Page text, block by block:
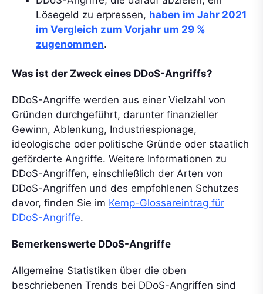
Lösegeld zu erpressen, haben im Jahr 2021
im Vergleich zum Vorjahr um 29 %
zugenommen.
Was ist der Zweck eines DDoS-Angriffs?
DDoS-Angriffe werden aus einer Vielzahl von
Gründen durchgeführt, darunter finanzieller
Gewinn, Ablenkung, Industriespionage,
ideologische oder politische Gründe oder staatlich
geförderte Angriffe. Weitere Informationen zu
DDoS-Angriffen, einschließlich der Arten von
DDoS-Angriffen und des empfohlenen Schutzes
davor, finden Sie im Kemp-Glossareintrag für
DDoS-Angriffe.
Bemerkenswerte DDoS-Angriffe
Allgemeine Statistiken über die oben
beschriebenen Trends bei DDoS-Angriffen sind